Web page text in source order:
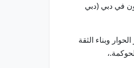
في دبي (دبي
وبناء الثقة